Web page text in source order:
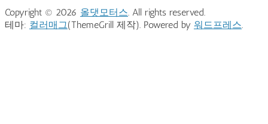
Copyright © 2026 올댓모터스. All rights reserved.
테마: 컬러매그(ThemeGrill 제작). Powered by 워드프레스.